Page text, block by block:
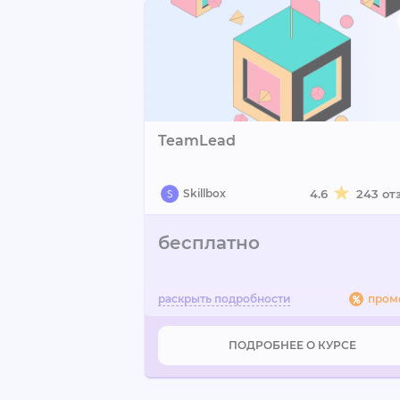
TeamLead
Skillbox 4.6 243
бесплатно
ПОДРОБНЕЕ О КУРСЕ